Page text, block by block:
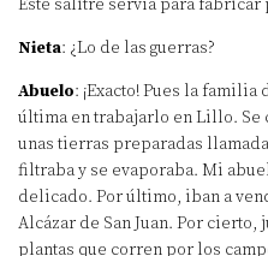
Este salitre servía para fabricar
Nieta: ¿Lo de las guerras?
Abuelo: ¡Exacto! Pues la
última en trabajarlo en Lillo. Se
unas tierras preparadas
filtraba y se evaporaba. Mi
delicado. Por último, iban a
Alcázar de San Juan. Por cierto,
plantas que corren por los